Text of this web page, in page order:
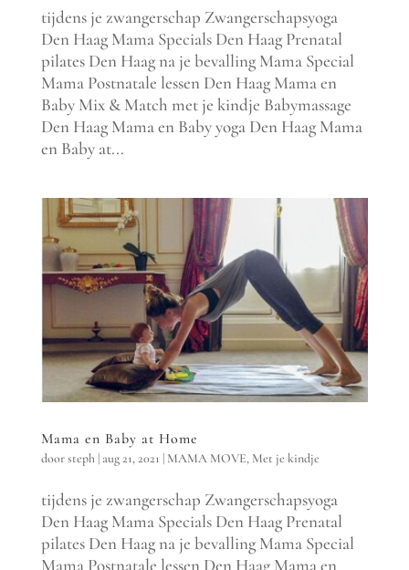
tijdens je zwangerschap Zwangerschapsyoga
Den Haag Mama Specials Den Haag Prenatal
pilates Den Haag na je bevalling Mama Special
Mama Postnatale lessen Den Haag Mama en
Baby Mix & Match met je kindje Babymassage
Den Haag Mama en Baby yoga Den Haag Mama
en Baby at...
Mama en Baby at Home
doorsteph|aug 21, 2021 | MAMA MOVE, Met je kindje
tijdens je zwangerschap Zwangerschapsyoga
Den Haag Mama Specials Den Haag Prenatal
pilates Den Haag na je bevalling Mama Special
Mama Postnatale lessen Den Haag Mama en